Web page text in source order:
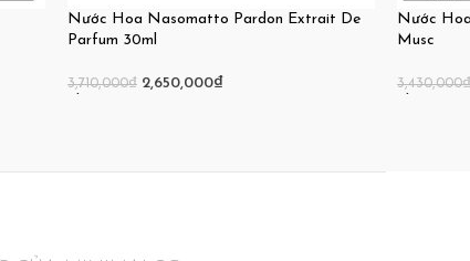
Nước Hoa Nasomatto Pardon Extrait De
Parfum 30ml
3,710,000₫ 2,650,000₫
Nước
Musc
3,430,000₫